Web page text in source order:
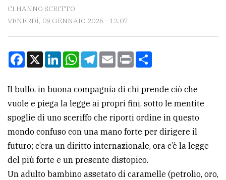
Meteo
La
redazione
Scrivici
Per
la
tua
pubblicità
CI HANNO SCRITTO
VENERDÌ, 09 GENNAIO 2026 - 12:07
Facebook
X LinkedInWhatsApp
Telegram
EmailPrint
Il bullo, in buona compagnia di chi prende ciò che
vuole e piega la legge ai propri fini, sotto le mentite
spoglie di uno sceriffo che riporti ordine in questo
mondo confuso con una mano forte per dirigere il
futuro; c’era un diritto internazionale, ora c’è la legge
del più forte e un presente distopico.
Un adulto bambino assetato di caramelle (petrolio, oro,